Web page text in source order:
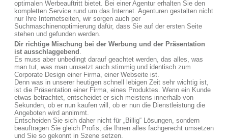
optimalen Werbeauftritt bietet. Bei einer Agentur erhalten Sie den
kompletten Service rund um das Internet. Agenturen gestalten nicht
nur Ihre Internetseiten, wir sorgen auch per
Suchmaschinenoptimierung dafür, dass Sie auf der ersten Seite
stehen und gefunden werden.
Dir richtige Mischung bei der Werbung und der Präsentation
ist ausschlaggebend .
Es muss aber unbedingt darauf geachtet werden, das alles, was
man tut, was man umsetzt auch stimmig und identisch zum
Corporate Design einer Firma, einer Webseite ist.
Denn was in unserer heutigen schnell lebigen Zeit sehr wichtig ist,
ist die Präsentation einer Firma, eines Produktes. Wenn ein Kunde
etwas betrachtet, entscheidet er sich meistens innerhalb von
Sekunden, ob er nun kaufen will, ob er nun die Dienstleistung die
Angeboten wird annimmt.
Entscheiden Sie sich daher nicht für „Billig“ Lösungen, sondern
beauftragen Sie gleich Profis, die Ihnen alles fachgerecht umsetzen
und Sie so gekonnt in Szene setzen.